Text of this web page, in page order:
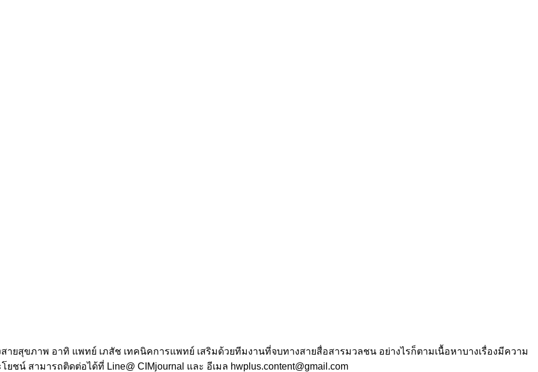
ยสุขภาพ อาทิ แพทย์ เภสัช เทคนิคการแพทย์ เสริมด้วยทีมงานที่จบทางสายสื่อสารมวลชน อย่างไรก็ตามเนื้อหาบางเรื่องมีความ
น์ สามารถติดต่อได้ที่ Line@ CIMjournal และ อีเมล hwplus.content@gmail.com